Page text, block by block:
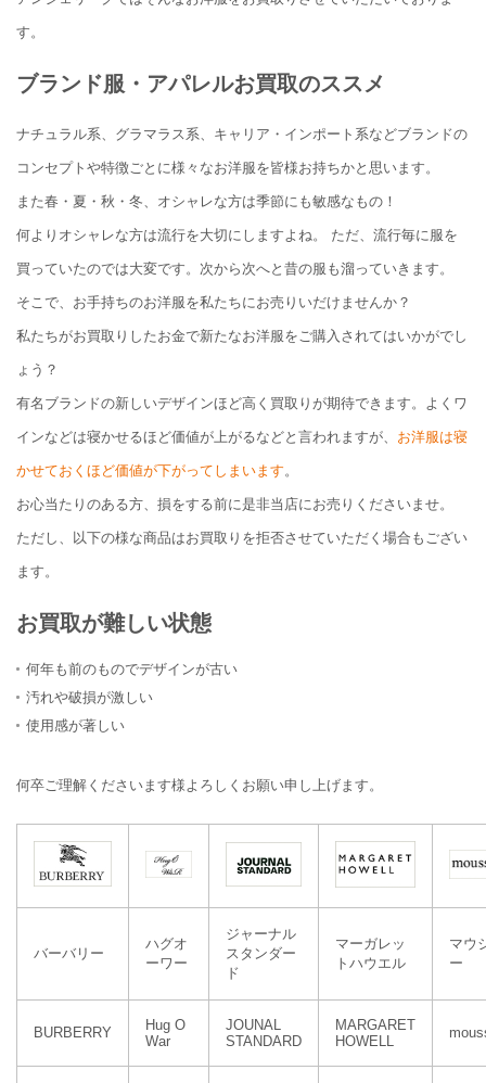
す。
ブランド服・アパレルお買取のススメ
ナチュラル系、グラマラス系、キャリア・インポート系などブランドの
コンセプトや特徴ごとに様々なお洋服を皆様お持ちかと思います。
また春・夏・秋・冬、 オシャレな方は季節にも敏感なもの！
何よりオシャレな方は流行を大切にしますよね。 ただ、流行毎に服を
買っていたのでは大変です。次から次へと昔の服も溜っていきます。
そこで、 お手持ちのお洋服を私たちにお売りいだけませんか？
私たちがお買取りしたお金で新たなお洋服をご購入されてはいかがでし
ょう？
有名ブランドの新しいデザインほど高く買取りが期待できます。よくワ
インなどは寝かせるほど価値が上がるなどと言われますが、 お洋服は寝
かせておくほど価値が下がってしまいます 。
お心当たりのある方、損をする前に是非当店にお売りくださいませ。
ただし、以下の様な商品はお買取りを拒否させていただく場合もござい
ます。
お買取が難しい状態
何年も前のものでデザインが古い
汚れや破損が激しい
使用感が著しい
何卒ご理解くださいます様よろしくお願い申し上げます。
バーバリー
ハグオ
ーワー
ジャーナル
スタンダー
ド
マーガレッ
トハウエル
マウ
ー
BURBERRY
Hug O
War
JOUNAL
STANDARD
MARGARET
HOWELL